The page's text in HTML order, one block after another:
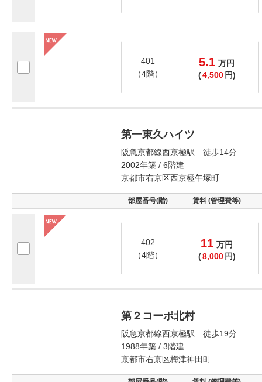
401
（4階）
5.1 万円
(4,500 円)
第一東久ハイツ
阪急京都線西京極駅 徒歩14分
2002年築 / 6階建
京都市右京区西京極午塚町
部屋番号(階) 賃料 (管理費等)
402
（4階）
11 万円
(8,000 円)
第２コーポ北村
阪急京都線西京極駅 徒歩19分
1988年築 / 3階建
京都市右京区梅津神田町